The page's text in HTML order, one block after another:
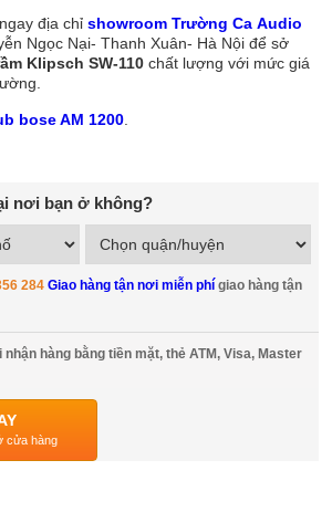
địa chỉshowroom Trường Ca Audio
Ngọc Nại- Thanh Xuân- Hà Nội để sở
Klipsch SW-110chất lượng với mức giá
bose AM 1200
nơi bạn ở không?
284Giao hàng tận nơi miễn phí giao hàng tận
nhận hàng bằng tiền mặt, thẻ ATM, Visa, Master
cửa hàng